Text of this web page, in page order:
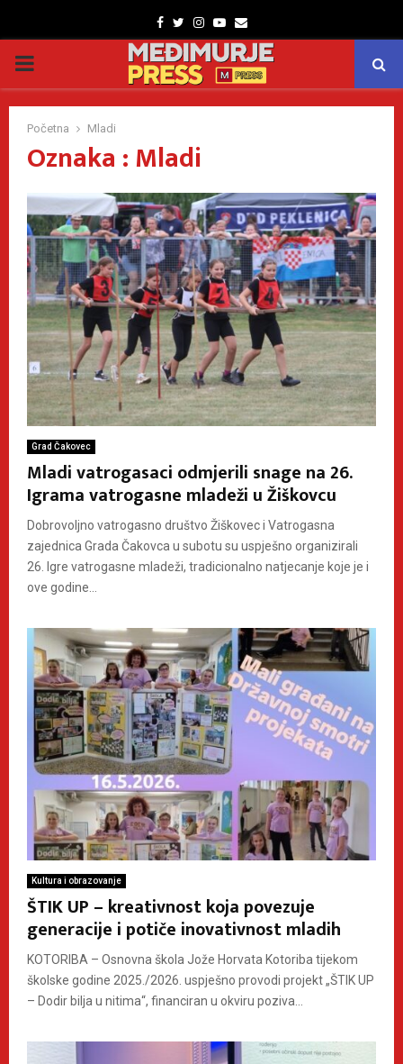
Facebook
TwitterInstagram
Youtube
Email
PRIMARY
MENU
Početna Mladi
Oznaka : Mladi
Grad Čakovec
Mladi vatrogasaci odmjerili snage na 26.
Igrama vatrogasne mladeži u Žiškovcu
Dobrovoljno vatrogasno društvo Žiškovec i Vatrogasna
zajednica Grada Čakovca u subotu su uspješno organizirali
26. Igre vatrogasne mladeži, tradicionalno natjecanje koje je i
ove godine...
Kultura i obrazovanje
ŠTIK UP – kreativnost koja povezuje
generacije i potiče inovativnost mladih
KOTORIBA – Osnovna škola Jože Horvata Kotoriba tijekom
školske godine 2025./2026. uspješno provodi projekt „ŠTIK UP
– Dodir bilja u nitima“, financiran u okviru poziva...